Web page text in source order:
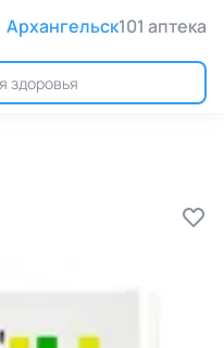
Архангельск101 аптека